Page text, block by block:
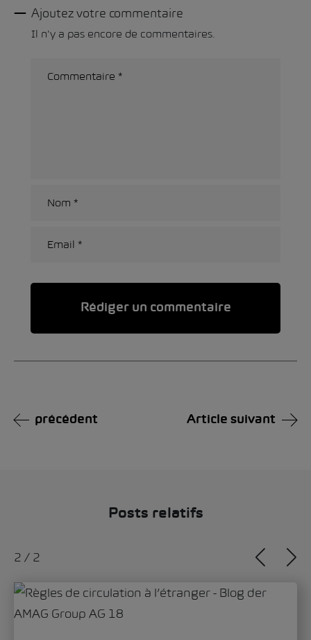
Ajoutez votre commentaire
Il n'y a pas encore de commentaires.
précédent Article suivant
Posts relatifs
1 / 2